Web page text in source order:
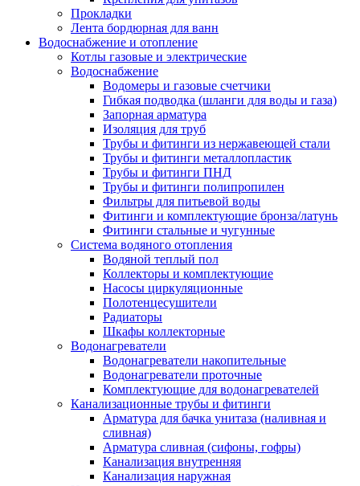
Прокладки
Лента бордюрная для ванн
Водоснабжение и отопление
Котлы газовые и электрические
Водоснабжение
Водомеры и газовые счетчики
Гибкая подводка (шланги для воды и газа)
Запорная арматура
Изоляция для труб
Трубы и фитинги из нержавеющей стали
Трубы и фитинги металлопластик
Трубы и фитинги ПНД
Трубы и фитинги полипропилен
Фильтры для питьевой воды
Фитинги и комплектующие бронза/латунь
Фитинги стальные и чугунные
Система водяного отопления
Водяной теплый пол
Коллекторы и комплектующие
Насосы циркуляционные
Полотенцесушители
Радиаторы
Шкафы коллекторные
Водонагреватели
Водонагреватели накопительные
Водонагреватели проточные
Комплектующие для водонагревателей
Канализационные трубы и фитинги
Арматура для бачка унитаза (наливная и
сливная)
Арматура сливная (сифоны, гофры)
Канализация внутренняя
Канализация наружная